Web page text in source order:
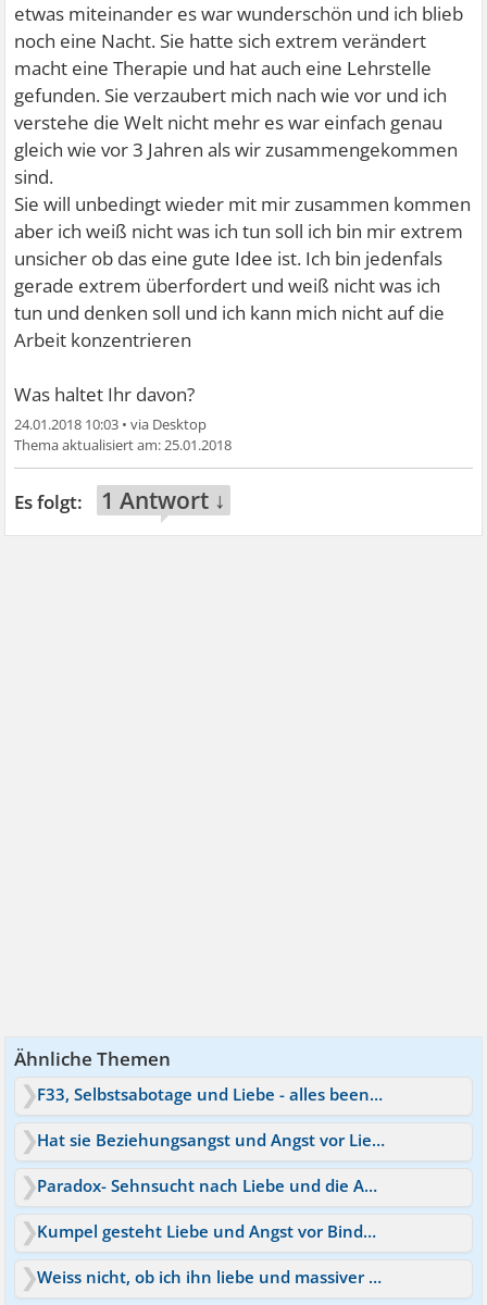
etwas miteinander es war wunderschön und ich blieb
noch eine Nacht. Sie hatte sich extrem verändert
macht eine Therapie und hat auch eine Lehrstelle
gefunden. Sie verzaubert mich nach wie vor und ich
verstehe die Welt nicht mehr es war einfach genau
gleich wie vor 3 Jahren als wir zusammengekommen
sind.
Sie will unbedingt wieder mit mir zusammen kommen
aber ich weiß nicht was ich tun soll ich bin mir extrem
unsicher ob das eine gute Idee ist. Ich bin jedenfals
gerade extrem überfordert und weiß nicht was ich
tun und denken soll und ich kann mich nicht auf die
Arbeit konzentrieren
Was haltet Ihr davon?
24.01.2018 10:03 •
25.01.2018
1 Antwort ↓
Ähnliche Themen
F33, Selbstsabotage und Liebe - alles beenden?
Hat sie Beziehungsangst und Angst vor Liebe?
Paradox- Sehnsucht nach Liebe und die Angst davor
Kumpel gesteht Liebe und Angst vor Bindungen - was tun?
Weiss nicht, ob ich ihn liebe und massiver Termindruck